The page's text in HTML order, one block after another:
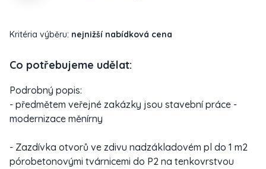
Kritéria výběru: nejnižší nabídková cena
Co potřebujeme udělat:
Podrobný popis:
- předmětem veřejné zakázky jsou stavební práce -
modernizace měnírny
- Zazdívka otvorů ve zdivu nadzákladovém pl do 1 m2
pórobetonovými tvárnicemi do P2 na tenkovrstvou